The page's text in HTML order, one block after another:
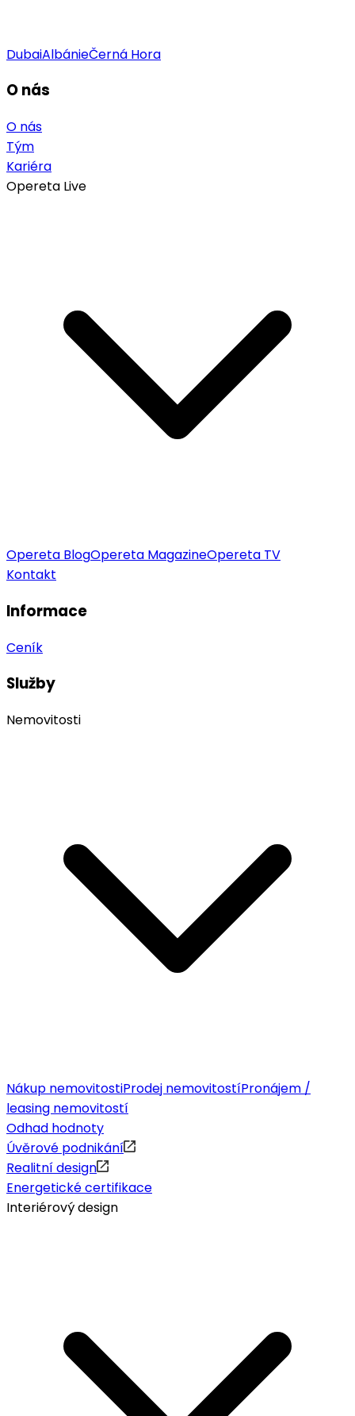
DubaiAlbánieČerná Hora
O nás
O nás
Tým
Kariéra
Opereta Live
Opereta BlogOpereta MagazineOpereta TV
Kontakt
Informace
Ceník
Služby
Nemovitosti
Nákup nemovitostiProdej nemovitostíPronájem /
leasing nemovitostí
Odhad hodnoty
Úvěrové podnikání
Realitní design
Energetické certifikace
Interiérový design